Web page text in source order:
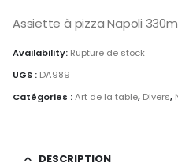
Assiette à pizza Napoli
Availability: Rupture de stock
UGS : DA989
Catégories :Art de la table, Divers,
DESCRIPTION